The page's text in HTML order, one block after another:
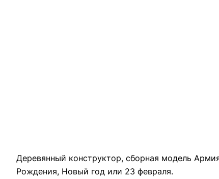
Деревянный конструктор, сборная модель
Рождения, Новый год или 23 февраля.